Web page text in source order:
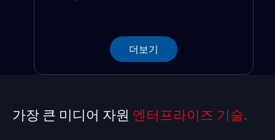
더보기
가장 큰 미디어 자원 엔터프라이즈 기술.